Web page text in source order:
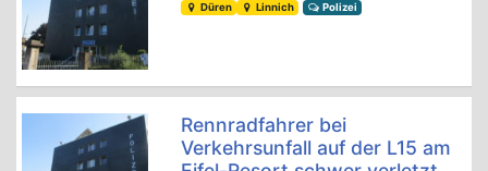
Düren
Linnich Polizei
Rennradfahrer bei
Verkehrsunfall auf der L15 am